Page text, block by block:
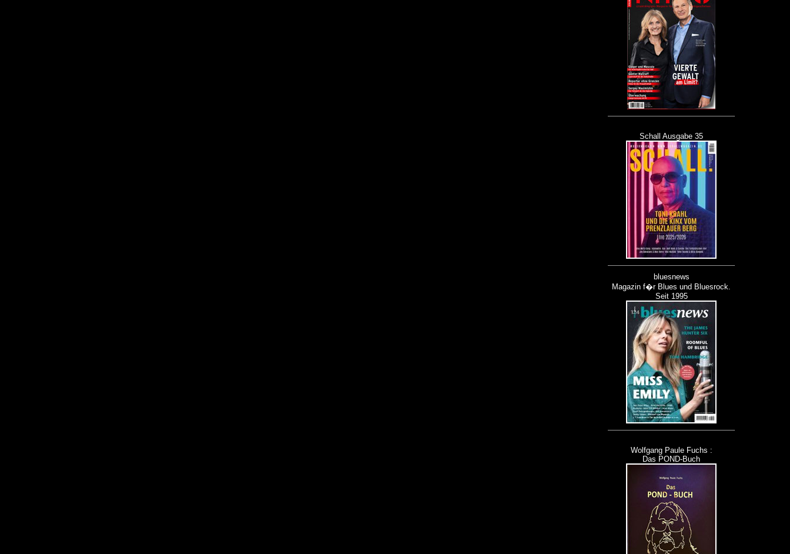
Schall Ausgabe 35
bluesnews
Magazin f�r Blues und Bluesrock.
Seit 1995
Wolfgang Paule Fuchs :
Das POND-Buch